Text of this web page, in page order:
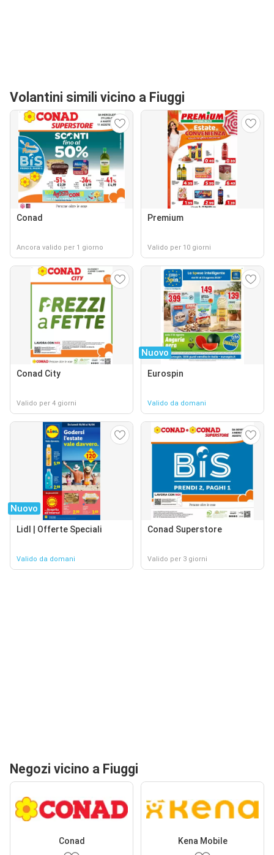
Volantini simili vicino a Fiuggi
Conad
Ancora valido per 1 giorno
Premium
Valido per 10 giorni
Conad City
Valido per 4 giorni
Nuovo
Eurospin
Valido da domani
Nuovo
Lidl | Offerte Speciali
Valido da domani
Conad Superstore
Valido per 3 giorni
Negozi vicino a Fiuggi
Conad Kena Mobile